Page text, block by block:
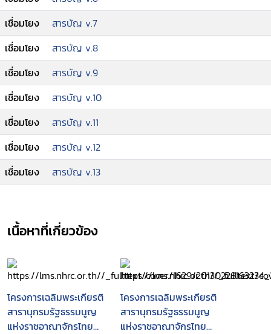
เชื่อมโยง
สารบัญ v.7
เชื่อมโยง
สารบัญ v.8
เชื่อมโยง
สารบัญ v.9
เชื่อมโยง
สารบัญ v.10
เชื่อมโยง
สารบัญ v.11
เชื่อมโยง
สารบัญ v.12
เชื่อมโยง
สารบัญ v.13
เนื้อหาที่เกี่ยวข้อง
โครงการเฉลิมพระเกียรติ
สารานุกรมรัฐธรรมนูญ
แห่งราชอาณาจักรไทย
โครงการเฉลิมพระเกียรติ
สารานุกรมรัฐธรรมนูญ
แห่งราชอาณาจักรไทย